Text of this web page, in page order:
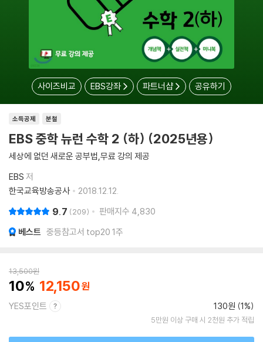
사이즈비교 EBS강좌 파트너샵 공유하기
소득공제 분철
EBS 중학 뉴런 수학 2 (하) (2025년용)
세상에 없던 새로운 공부법,무료 강의 제공
EBS 저
한국교육방송공사
2018.12.12.
9.7 209 판매지수 4,830
베스트 중등참고서 top20 1주
13,500원
10 12,150
YES포인트 130원 (1%)
5만원 이상 구매 시 2천원 추가 적립